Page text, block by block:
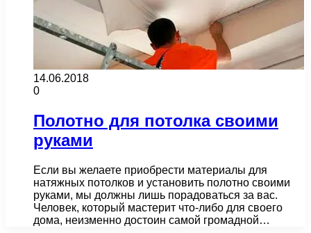
14.06.2018
0
Полотно для потолка своими
руками
Если вы желаете приобрести материалы для
натяжных потолков и установить полотно своими
руками, мы должны лишь порадоваться за вас.
Человек, который мастерит что-либо для своего
дома, неизменно достоин самой громадной…